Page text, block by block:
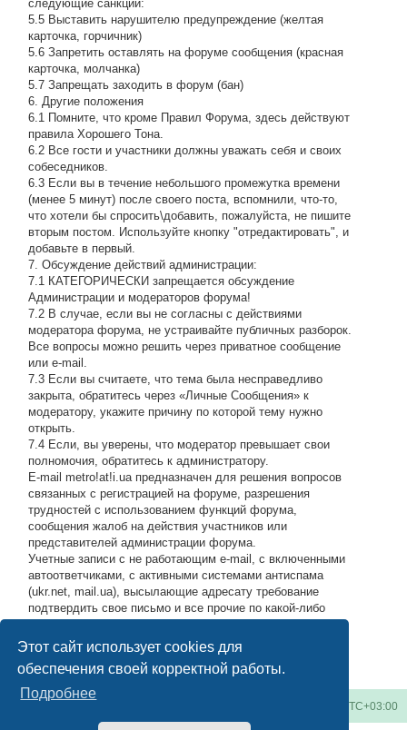
Этот сайт использует cookies для
обеспечения своей корректной работы.
Подробнее
следующие санкции:
5.5 Выставить нарушителю предупреждение (желтая
карточка, горчичник)
5.6 Запретить оставлять на форуме сообщения (красная
карточка, молчанка)
5.7 Запрещать заходить в форум (бан)
6. Другие положения
6.1 Помните, что кроме Правил Форума, здесь действуют
правила Хорошего Тона.
6.2 Все гости и участники должны уважать себя и своих
собеседников.
6.3 Если вы в течение небольшого промежутка времени
(менее 5 минут) после своего поста, вспомнили, что-то,
что хотели бы спросить\добавить, пожалуйста, не пишите
вторым постом. Используйте кнопку "отредактировать", и
добавьте в первый.
7. Обсуждение действий администрации:
7.1 КАТЕГОРИЧЕСКИ запрещается обсуждение
Администрации и модераторов форума!
7.2 В случае, если вы не согласны с действиями
модератора форума, не устраивайте публичных разборок.
Все вопросы можно решить через приватное сообщение
или e-mail.
7.3 Если вы считаете, что тема была несправедливо
закрыта, обратитесь через «Личные Сообщения» к
модератору, укажите причину по которой тему нужно
открыть.
7.4 Если, вы уверены, что модератор превышает свои
полномочия, обратитесь к администратору.
E-mail metro!at!i.ua предназначен для решения вопросов
связанных с регистрацией на форуме, разрешения
трудностей с использованием функций форума,
сообщения жалоб на действия участников или
представителей администрации форума.
Учетные записи с не работающим e-mail, с включенными
автоответчиками, с активными системами антиспама
(ukr.net, mail.ua), высылающие адресату требование
подтвердить свое письмо и все прочие по какой-либо
высылающие мусор на адрес администрации, будут
блокироваться по усмотрению администратора.
UTC+03:00